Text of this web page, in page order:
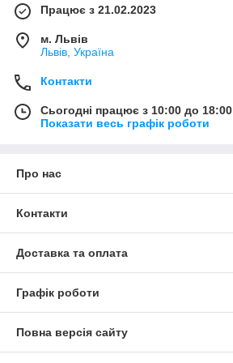
Працює з 21.02.2023
м. Львів
Львів, Україна
Контакти
Сьогодні працює з 10:00 до 18:00
Показати весь графік роботи
Про нас
Контакти
Доставка та оплата
Графік роботи
Повна версія сайту